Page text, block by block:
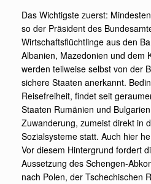
Das Wichtigste zuerst:
so der Präsident des
Wirtschaftsflüchtlinge aus den
Albanien, Mazedonien und dem
werden teilweise selbst von der
sichere Staaten anerkannt.
Reisefreiheit, findet seit
Staaten Rumänien und
Zuwanderung, zumeist direkt in
Sozialsysteme statt. Auch hier
Vor diesem Hintergrund fordert
Aussetzung des Schengen-
nach Polen, der Tschechischen